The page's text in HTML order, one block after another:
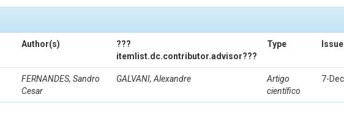
Author(s)
???
itemlist.dc.contributor.advisor???
Type
FERNANDES, Sandro
Cesar
GALVANI, Alexandre
Artigo
científico
7-